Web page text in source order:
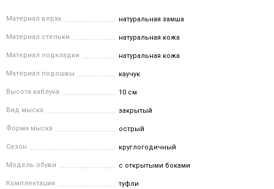
Материал верха натуральная замша
Материал стельки натуральная кожа
Материал подкладки натуральная кожа
Материал подошвы каучук
Высота каблука 10 см
Вид мыска закрытый
Форма мыска острый
Сезон круглогодичный
Модель обуви с открытыми боками
Комплектация туфли